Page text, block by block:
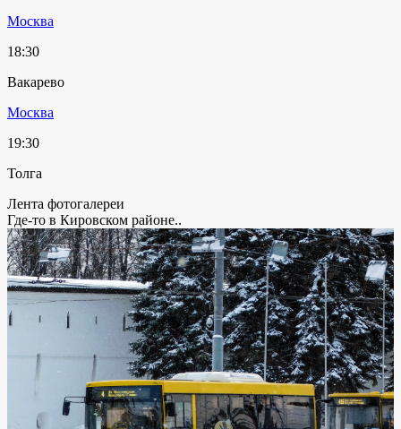
Москва
18:30
Вакарево
Москва
19:30
Толга
Лента фотогалереи
Где-то в Кировском районе..